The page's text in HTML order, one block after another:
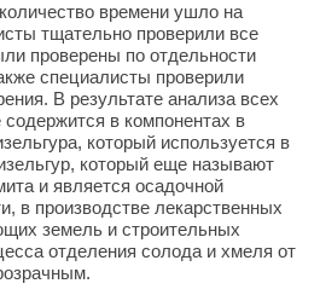
времени ушло на
тщательно проверили все
проверены по отдельности
специалисты проверили
В результате анализа всех
в компонентах в
который используется в
который еще называют
и является осадочной
в производстве лекарственных
земель и строительных
отделения солода и хмеля от